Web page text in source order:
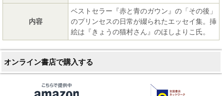
内容
ベストセラー『赤と青のガウン』の「その後」
のプリンセスの日常が綴られたエッセイ集。挿
絵は『きょうの猫村さん』のほしよりこ氏。
オンライン書店で購入する